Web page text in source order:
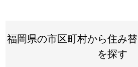
福岡県の市区町村から住み
を探す